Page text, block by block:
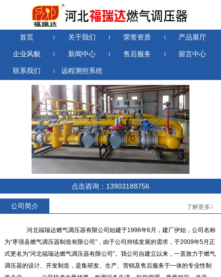
首页 关于我们 荣誉资质 产品展厅
企业风貌 新闻中心 售后服务 留言中心
联系我们 远程测控系统
点击咨询：13903188756
公司简介 了解更多》
河北福瑞达燃气调压器有限公司始建于1996年6月，建厂伊始，公司名称
为“枣强县燃气调压器制造有限公司”，由于公司持续发展的需求，于2009年5月正
式更名为“河北福瑞达燃气调压器有限公司”。我公司自建立以来，一直致力于燃气
调压器的设计、开发制造，是集研发、生产、营销及售后服务于一体的专业性制
RTZ-*/0.4D系列燃气调压器
RTZ-*/4.0-*G系列燃气调压器 RTZ-15/0.4中压进户表前调压
器